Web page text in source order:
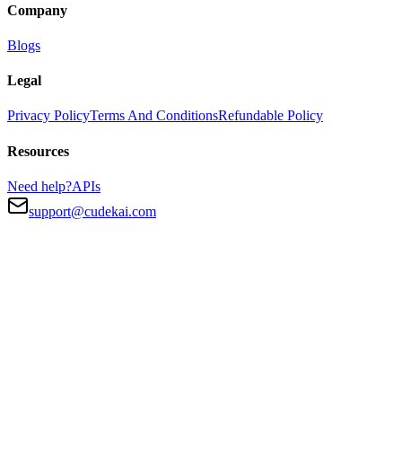
Company
Blogs
Legal
Privacy PolicyTerms And ConditionsRefundable Policy
Resources
Need help?APIs
support@cudekai.com